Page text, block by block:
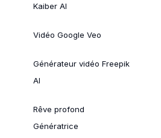
Kaiber AI
Vidéo Google Veo
Générateur vidéo Freepik
AI
Rêve profond
Génératrice